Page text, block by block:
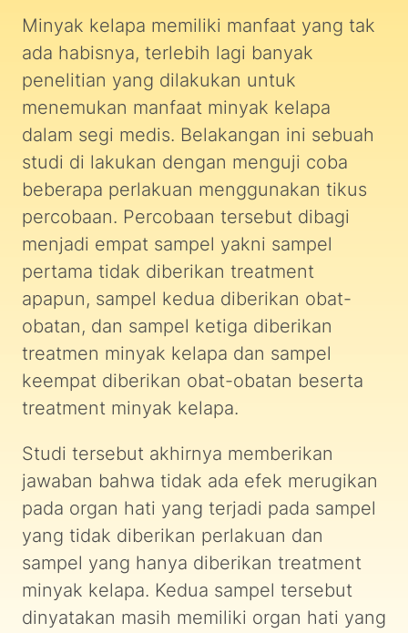
Minyak kelapa memiliki manfaat yang tak
ada habisnya, terlebih lagi banyak
penelitian yang dilakukan untuk
menemukan manfaat minyak kelapa
dalam segi medis. Belakangan ini sebuah
studi di lakukan dengan menguji coba
beberapa perlakuan menggunakan tikus
percobaan. Percobaan tersebut dibagi
menjadi empat sampel yakni sampel
pertama tidak diberikan treatment
apapun, sampel kedua diberikan obat-
obatan, dan sampel ketiga diberikan
treatmen minyak kelapa dan sampel
keempat diberikan obat-obatan beserta
treatment minyak kelapa.
Studi tersebut akhirnya memberikan
jawaban bahwa tidak ada efek merugikan
pada organ hati yang terjadi pada sampel
yang tidak diberikan perlakuan dan
sampel yang hanya diberikan treatment
minyak kelapa. Kedua sampel tersebut
dinyatakan masih memiliki organ hati yang